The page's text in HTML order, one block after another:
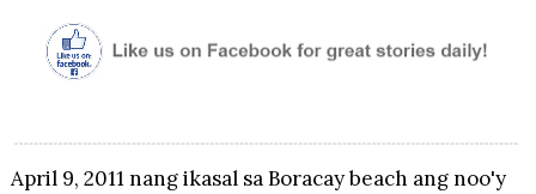
April 9, 2011 nang ikasal sa Boracay beach ang noo'y